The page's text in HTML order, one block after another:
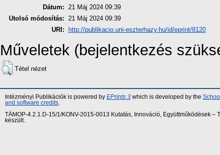
Dátum:
21 Máj 2024 09:39
Utolsó módosítás:
21 Máj 2024 09:39
URI:
http://publikacio.uni-eszterhazy.hu/id/eprint/8120
Műveletek (bejelentkezés
Tétel nézet
Intézményi Publikációk is powered by EPrints 3 which is developed by the
and software credits.
TÁMOP-4.2.1.D-15/1/KONV-2015-0013 Kutatás, Innováció, Együttműködések
készült.